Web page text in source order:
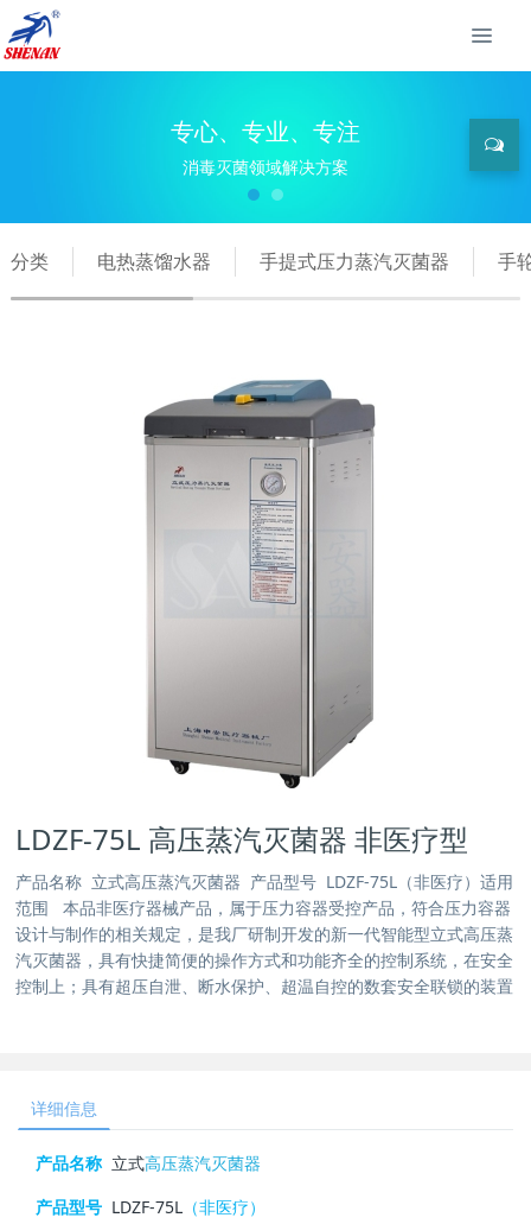
专心、专业、专注
消毒灭菌领域解决方案
分类 电热蒸馏水器 手提式压力蒸汽灭菌器 手
LDZF-75L 高压蒸汽灭菌器 非医疗型
产品名称 立式高压蒸汽灭菌器 产品型号 LDZF-75L（非医疗）适用
范围 本品非医疗器械产品，属于压力容器受控产品，符合压力容器
设计与制作的相关规定，是我厂研制开发的新一代智能型立式高压蒸
汽灭菌器，具有快捷简便的操作方式和功能齐全的控制系统，在安全
控制上；具有超压自泄、断水保护、超温自控的数套安全联锁的装置
详细信息
产品名称 立式高压蒸汽灭菌器
产品型号 LDZF-75L （非医疗）